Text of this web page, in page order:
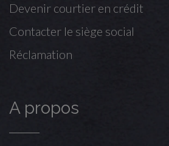
Devenir courtier en crédit
Contacter le siège social
Réclamation
A propos